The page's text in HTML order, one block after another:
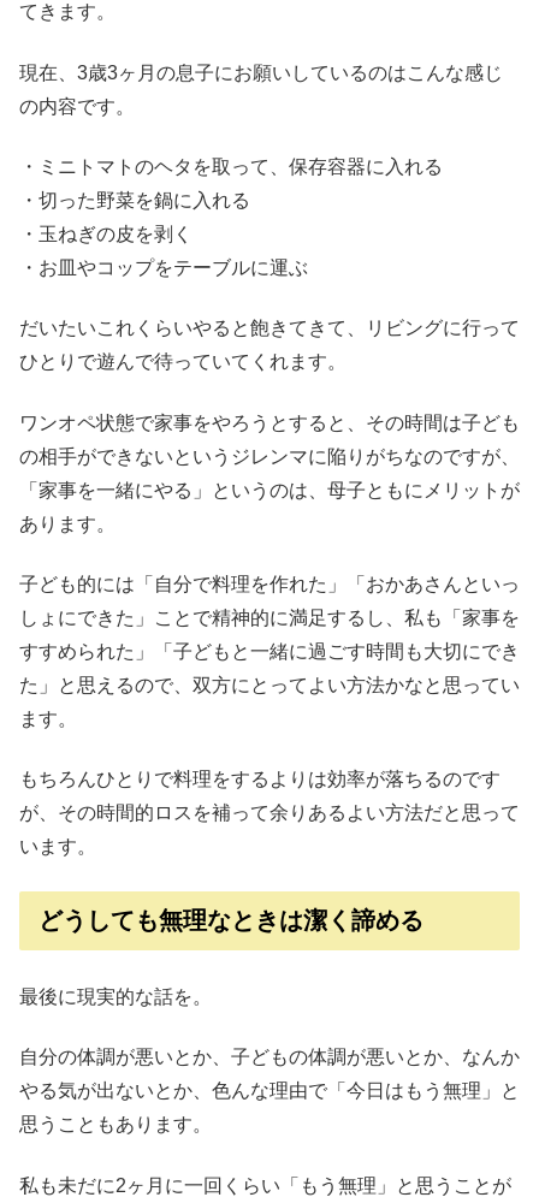
てきます。
現在、3歳3ヶ月の息子にお願いしているのはこんな感じ
の内容です。
・ミニトマトのヘタを取って、保存容器に入れる
・切った野菜を鍋に入れる
・玉ねぎの皮を剥く
・お皿やコップをテーブルに運ぶ
だいたいこれくらいやると飽きてきて、リビングに行って
ひとりで遊んで待っていてくれます。
ワンオペ状態で家事をやろうとすると、その時間は子ども
の相手ができないというジレンマに陥りがちなのですが、
「家事を一緒にやる」というのは、母子ともにメリットが
あります。
子ども的には「自分で料理を作れた」「おかあさんといっ
しょにできた」ことで精神的に満足するし、私も「家事を
すすめられた」「子どもと一緒に過ごす時間も大切にでき
た」と思えるので、双方にとってよい方法かなと思ってい
ます。
もちろんひとりで料理をするよりは効率が落ちるのです
が、その時間的ロスを補って余りあるよい方法だと思って
います。
どうしても無理なときは潔く諦める
最後に現実的な話を。
自分の体調が悪いとか、子どもの体調が悪いとか、なんか
やる気が出ないとか、色んな理由で「今日はもう無理」と
思うこともあります。
私も未だに2ヶ月に一回くらい「もう無理」と思うことが